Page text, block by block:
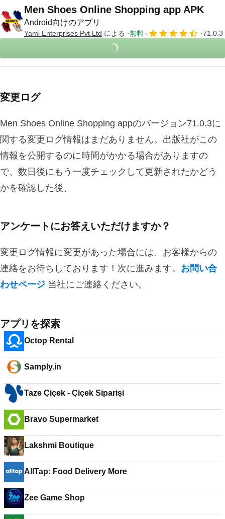
Men Shoes Online Shopping app APK
Android向けのアプリ
Yami Enterprises Pvt Ltd による 無料 71.0.3
変更ログ
Men Shoes Online Shopping appのバージョン71.0.3に
関する変更ログ情報はまだありません。出版社がこの
情報を公開するのに時間がかかる場合がありますの
で、数日後にもう一度チェックして更新されたかどう
かを確認した後、
アンケートにお答えいただけますか？
変更ログ情報に変更があった場合には、お客様からの
連絡をお待ちしております！次に進みます。 お問い合
わせページ 当社にご連絡ください。
アプリを探索
Octop Rental
Samply.in
Taze Çiçek - Çiçek Siparişi
Bravo Supermarket
Lakshmi Boutique
AllTap: Food Delivery More
Zee Game Shop